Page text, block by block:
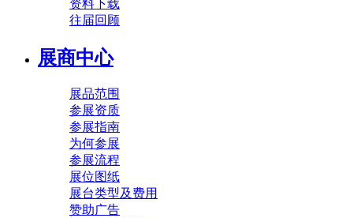
资料下载
往届回顾
展商中心
展品范围
参展资质
参展指南
为何参展
参展流程
展位图纸
展台类型及费用
赞助广告